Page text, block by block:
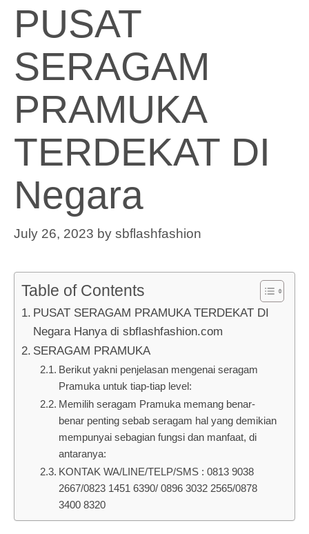
PUSAT
SERAGAM
PRAMUKA
TERDEKAT DI
Negara
July 26, 2023 by sbflashfashion
Table of Contents
PUSAT SERAGAM PRAMUKA TERDEKAT DI
Negara Hanya di sbflashfashion.com
SERAGAM PRAMUKA
Berikut yakni penjelasan mengenai seragam
Pramuka untuk tiap-tiap level:
Memilih seragam Pramuka memang benar-
benar penting sebab seragam hal yang demikian
mempunyai sebagian fungsi dan manfaat, di
antaranya:
KONTAK WA/LINE/TELP/SMS : 0813 9038
2667/0823 1451 6390/ 0896 3032 2565/0878
3400 8320